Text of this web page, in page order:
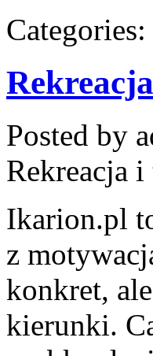
Categories:
Posted by
Rekreacja
Ikarion.pl
z
konkret,
kierunki.